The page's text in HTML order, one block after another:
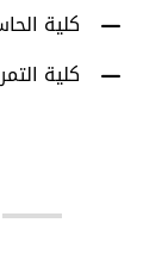
كلية
كلية